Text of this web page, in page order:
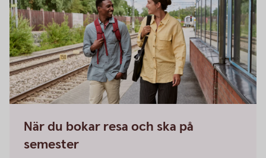
När du bokar resa och ska på
semester